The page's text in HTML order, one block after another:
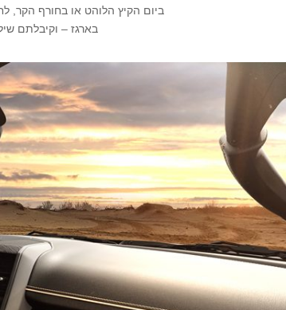
ביום הקיץ הלוהט או בחורף הקר,
בארגז – וקיבלתם